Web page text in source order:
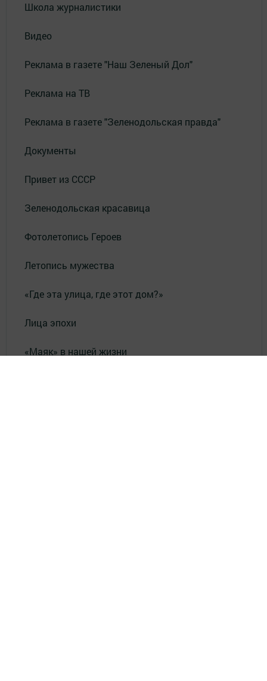
Школа журналистики
Видео
Реклама в газете "Наш Зеленый Дол"
Реклама на ТВ
Реклама в газете "Зеленодольская правда"
Документы
Привет из СССР
Зеленодольская красавица
Фотолетопись Героев
Летопись мужества
«Где эта улица, где этот дом?»
Лица эпохи
«Маяк» в нашей жизни